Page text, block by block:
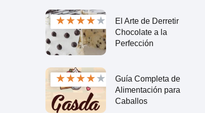
★★★★★
El Arte de Derretir
Chocolate a la
Perfección
★★★★★
Guía Completa de
Alimentación para
Caballos